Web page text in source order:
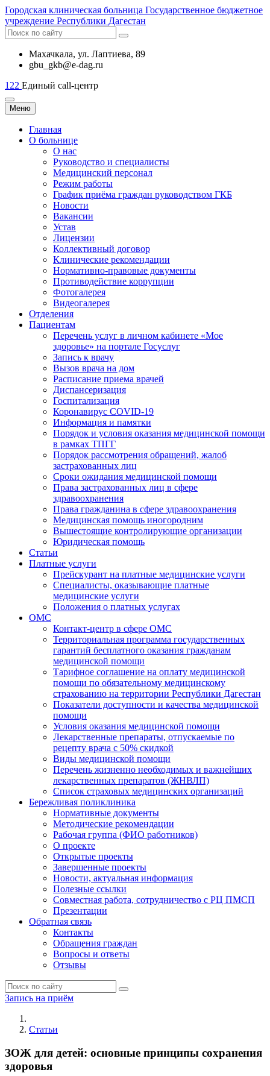
Городская клиническая больница Государственное бюджетное
учреждение Республики Дагестан
Махачкала, ​ул. Лаптиева, 89
gbu_gkb@e-dag.ru
122 Единый call-центр
Меню
Главная
О больнице
О нас
Руководство и специалисты
Медицинский персонал
Режим работы
График приёма граждан руководством ГКБ
Новости
Вакансии
Устав
Лицензии
Коллективный договор
Клинические рекомендации
Нормативно-правовые документы
Противодействие коррупции
Фотогалерея
Видеогалерея
Отделения
Пациентам
Перечень услуг в личном кабинете «Мое
здоровье» на портале Госуслуг
Запись к врачу
Вызов врача на дом
Расписание приема врачей
Диспансеризация
Госпитализация
Коронавирус COVID-19
Информация и памятки
Порядок и условия оказания медицинской помощи
в рамках ТПГГ
Порядок рассмотрения обращений, жалоб
застрахованных лиц
Сроки ожидания медицинской помощи
Права застрахованных лиц в сфере
здравоохранения
Права гражданина в сфере здравоохранения
Медицинская помощь иногородним
Вышестоящие контролирующие организации
Юридическая помощь
Статьи
Платные услуги
Прейскурант на платные медицинские услуги
Специалисты, оказывающие платные
медицинские услуги
Положения о платных услугах
ОМС
Контакт-центр в сфере ОМС
Территориальная программа государственных
гарантий бесплатного оказания гражданам
медицинской помощи
Тарифное соглашение на оплату медицинской
помощи по обязательному медицинскому
страхованию на территории Республики Дагестан
Показатели доступности и качества медицинской
помощи
Условия оказания медицинской помощи
Лекарственные препараты, отпускаемые по
рецепту врача с 50% скидкой
Виды медицинской помощи
Перечень жизненно необходимых и важнейших
лекарственных препаратов (ЖНВЛП)
Список страховых медицинских организаций
Бережливая поликлиника
Нормативные документы
Методические рекомендации
Рабочая группа (ФИО работников)
О проекте
Открытые проекты
Завершенные проекты
Новости, актуальная информация
Полезные ссылки
Совместная работа, сотрудничество с РЦ ПМСП
Презентации
Обратная связь
Контакты
Обращения граждан
Вопросы и ответы
Отзывы
Запись на приём
Статьи
ЗОЖ для детей: основные принципы сохранения
здоровья